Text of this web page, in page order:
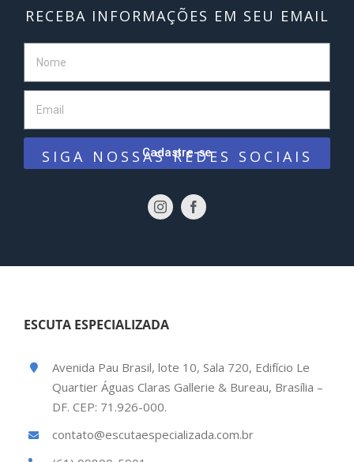
RECEBA INFORMAÇÕES EM SEU EMAIL
Cadastre-se
SIGA NOSSAS REDES SOCIAIS
ESCUTA ESPECIALIZADA
Avenida Pau Brasil, lote 10, Sala 720, Edifício Le
Quartier Águas Claras Gallerie & Bureau, Brasília –
DF. CEP: 71.926-000.
contato@escutaespecializada.com.br